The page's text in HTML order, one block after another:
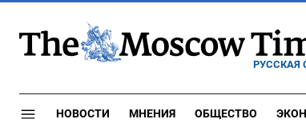
РУССКАЯ
НОВОСТИ МНЕНИЯ ОБЩЕСТВО